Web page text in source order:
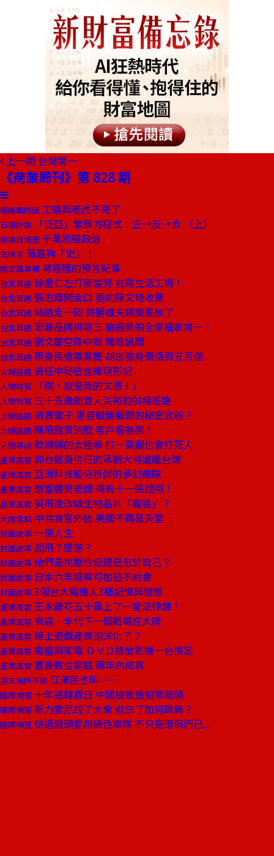
上一期 台灣第一
《商業周刊》第 828 期
總編輯的話 工蟻與老虎不見了
石頭評論 「泛亞」繁榮方程式：正→反→合 （上）
商場自慢塾 千萬別碰政治
去梯言 簡直狗「史」！
陳文茜專欄 蔣經國的預言紀事
台北耳語 徐重仁左打麥當勞 右踢生活工場！
台北耳語 張忠謀開金口 要向陳文琦收費
台北耳語 絲路走一回 許勝雄夫婦變豪放了
台北耳語 宏碁品牌排第三 施振榮的全家福拿第一！
台北耳語 劉文慶空降中殼 驚險過關
台北耳語 現身民進黨黨慶 胡志強身價漲到五百億
火線話題 黃任中秘密金庫現形記
人物特寫 「棋，就是我的文憑！」
人物特寫 三十五歲創意人洪裕鈞的接班路
火線話題 消費電子 惠普戰勝戴爾的秘密武器？
火線話題 陳飛龍賣別墅 客戶看熱鬧！
人物專訪 軟綿綿的太極拳 打一萬遍也會打死人
產業風雲 郭台銘最信任的承銷大將遠離台灣
產業風雲 亞洲科技股分析師的夢幻團隊
產業風雲 想當體育老師 得有十一張證照！
產業風雲 英飛凌改做生物晶片「魔毯」？
大陸焦點 中共貪官外逃 美國不再是天堂
封面故事 一億人生
封面故事 起飛？墜落？
封面故事 他們是抗壓性低還是忠於自己？
封面故事 日本六年級寧可加班不約會
封面故事 3個台大電機人3種記憶與憧憬
產業風雲 王永慶花五十萬上了一堂法律課！
產業風雲 東森、年代下一個戰場在大陸
產業風雲 線上遊戲產業泡沫化了？
產業風雲 電腦與家電 ＤＶＤ錄放影機一台搞定
產業風雲 置身數位家庭 兩年內成真
英文無所不談 江澤民也叫……
國際視窗 十年追韓趕日 中國搶進造船業龍頭
國際視窗 新力索尼成了大象 就忘了如何跳舞？
國際視窗 快遞龍頭愛用綠色車隊 不只是環保而已...